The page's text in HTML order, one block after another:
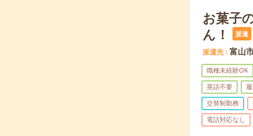
お菓子
ん！
派遣
派遣先 富山
職種未経験OK
英語不要
交替制勤務
電話対応なし